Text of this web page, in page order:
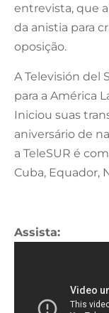
entrevista, que
da anistia para
oposição.
A Televisión del
para a América
Iniciou suas
aniversário de
a TeleSUR é
Cuba, Equador,
Assista: